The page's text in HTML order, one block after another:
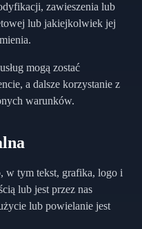
zawieszenia lub
lub jakiejkolwiek jej
mogą zostać
a dalsze korzystanie z
warunków.
w tym tekst, grafika, logo i
lub jest przez nas
lub powielanie jest